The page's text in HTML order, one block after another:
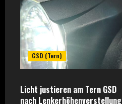
GSD (Tern)
Licht justieren am Tern GSD
nach Lenkerhöhenverstellung